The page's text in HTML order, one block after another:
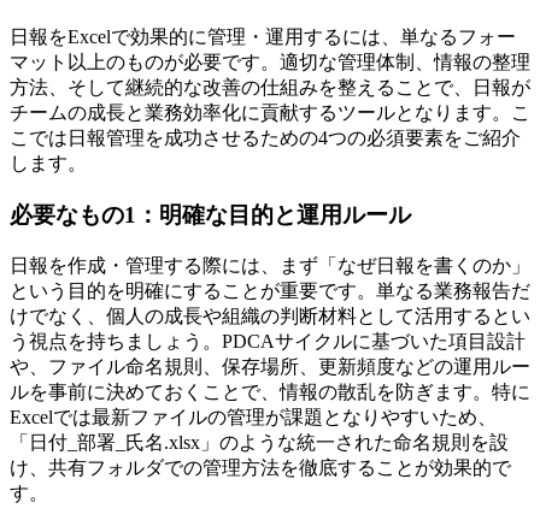
日報をExcelで効果的に管理・運用するには、単なるフォー
マット以上のものが必要です。適切な管理体制、情報の整理
方法、そして継続的な改善の仕組みを整えることで、日報が
チームの成長と業務効率化に貢献するツールとなります。こ
こでは日報管理を成功させるための4つの必須要素をご紹介
します。
必要なもの1：明確な目的と運用ルール
日報を作成・管理する際には、まず「なぜ日報を書くのか」
という目的を明確にすることが重要です。単なる業務報告だ
けでなく、個人の成長や組織の判断材料として活用するとい
う視点を持ちましょう。PDCAサイクルに基づいた項目設計
や、ファイル命名規則、保存場所、更新頻度などの運用ルー
ルを事前に決めておくことで、情報の散乱を防ぎます。特に
Excelでは最新ファイルの管理が課題となりやすいため、
「日付_部署_氏名.xlsx」のような統一された命名規則を設
け、共有フォルダでの管理方法を徹底することが効果的で
す。